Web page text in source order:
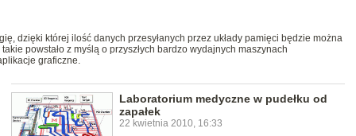
dzięki której ilość danych przesyłanych przez układy pamięci będzie można
powstało z myślą o przyszłych bardzo wydajnych maszynach
graficzne.
Laboratorium medyczne w pudełku od
zapałek
22 kwietnia 2010, 16:33